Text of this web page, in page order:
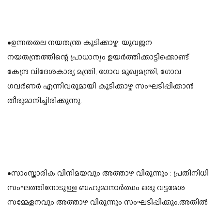
•ഉന്നതതല നയതന്ത്ര കൂടിക്കാഴ്ച: യുവജന
നയതന്ത്രത്തിന്റെ പ്രാധാന്യം ഉയർത്തിക്കാട്ടിക്കൊണ്ട്
കേന്ദ്ര വിദേശകാര്യ മന്ത്രി, ഗോവ മുഖ്യമന്ത്രി, ഗോവ
ഗവർണർ എന്നിവരുമായി കൂടിക്കാഴ്ച സംഘടിപ്പിക്കാൻ
തീരുമാനിച്ചിരിക്കുന്നു.
•സാംസ്കാരിക വിനിമയവും അത്താഴ വിരുന്നും : പ്രതിനിധി
സംഘത്തിനോടുള്ള ബഹുമാനാർത്ഥം ഒരു വട്ടമേശ
സമ്മേളനവും അത്താഴ വിരുന്നും സംഘടിപ്പിക്കും.അതിൽ